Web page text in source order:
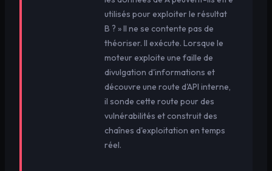
utilisés pour exploiter le résultat
B ? » Il ne se contente pas de
théoriser. Il exécute. Lorsque le
moteur exploite une faille de
divulgation d'informations et
découvre une route d'API interne,
il sonde cette route pour des
vulnérabilités et construit des
chaînes d'exploitation en temps
réel.